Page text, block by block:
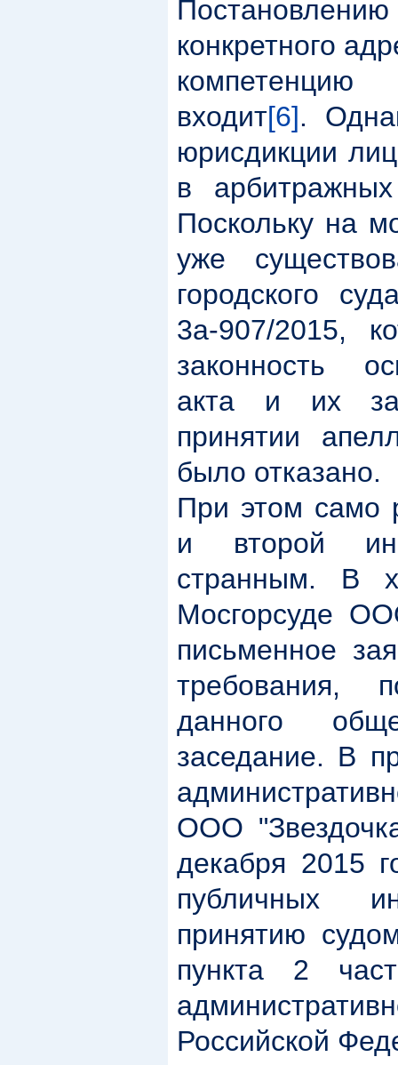
конкретного
входит[6].
юрисдикции
в
Поскольку на
уже
городского
3а-907/2015,
законность
акта и их
принятии
было отказано.
При этом само
и второй
странным. В
Мосгорсуде
письменное
требования,
данного
заседание. В
ООО
декабря 2015
публичных
принятию
пункта 2
Российской